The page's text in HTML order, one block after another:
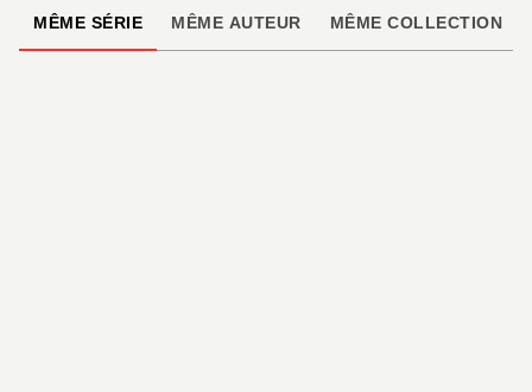
MÊME SÉRIE MÊME AUTEUR MÊME COLLECTION